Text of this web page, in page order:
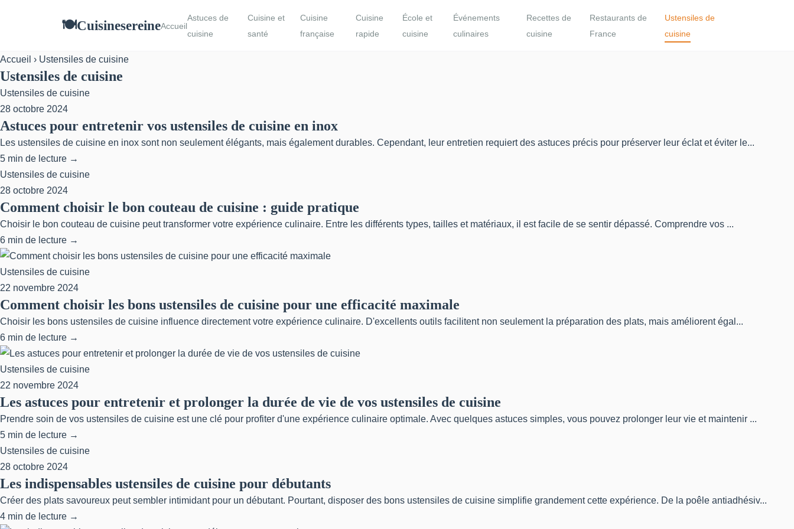
🍽CuisinesereineAccueil
Astuces de
cuisine
Cuisine et
santé
Cuisine
française
Cuisine
rapide
École et
cuisine
Événements
culinaires
Recettes de
cuisine
Restaurants de
France
Ustensiles de
cuisine
Accueil › Ustensiles de cuisine
Ustensiles de cuisine
Ustensiles de cuisine
28 octobre 2024
Astuces pour entretenir vos ustensiles de cuisine en inox
Les ustensiles de cuisine en inox sont non seulement élégants, mais également durables. Cependant, leur entretien requiert des astuces précis pour préserver leur éclat et éviter le...
5 min de lecture →
Ustensiles de cuisine
28 octobre 2024
Comment choisir le bon couteau de cuisine : guide pratique
Choisir le bon couteau de cuisine peut transformer votre expérience culinaire. Entre les différents types, tailles et matériaux, il est facile de se sentir dépassé. Comprendre vos ...
6 min de lecture →
Ustensiles de cuisine
22 novembre 2024
Comment choisir les bons ustensiles de cuisine pour une efficacité maximale
Choisir les bons ustensiles de cuisine influence directement votre expérience culinaire. D'excellents outils facilitent non seulement la préparation des plats, mais améliorent égal...
6 min de lecture →
Ustensiles de cuisine
22 novembre 2024
Les astuces pour entretenir et prolonger la durée de vie de vos ustensiles de cuisine
Prendre soin de vos ustensiles de cuisine est une clé pour profiter d'une expérience culinaire optimale. Avec quelques astuces simples, vous pouvez prolonger leur vie et maintenir ...
5 min de lecture →
Ustensiles de cuisine
28 octobre 2024
Les indispensables ustensiles de cuisine pour débutants
Créer des plats savoureux peut sembler intimidant pour un débutant. Pourtant, disposer des bons ustensiles de cuisine simplifie grandement cette expérience. De la poêle antiadhésiv...
4 min de lecture →